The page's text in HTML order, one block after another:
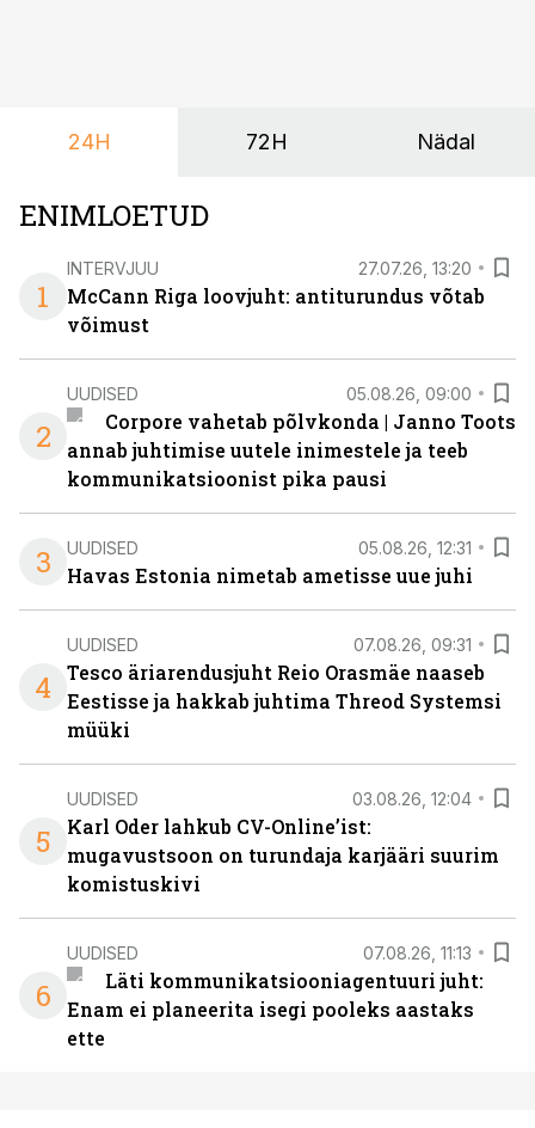
24H 72H Nädal
ENIMLOETUD
1
INTERVJUU 27.07.26, 13:20
McCann Riga loovjuht: antiturundus võtab
võimust
2
UUDISED 05.08.26, 09:00
Corpore vahetab põlvkonda | Janno Toots
annab juhtimise uutele inimestele ja teeb
kommunikatsioonist pika pausi
3 UUDISED 05.08.26, 12:31
Havas Estonia nimetab ametisse uue juhi
4
UUDISED 07.08.26, 09:31
Tesco äriarendusjuht Reio Orasmäe naaseb
Eestisse ja hakkab juhtima Threod Systemsi
müüki
5
UUDISED 03.08.26, 12:04
Karl Oder lahkub CV-Online’ist:
mugavustsoon on turundaja karjääri suurim
komistuskivi
6
UUDISED 07.08.26, 11:13
Läti kommunikatsiooniagentuuri juht:
Enam ei planeerita isegi pooleks aastaks
ette